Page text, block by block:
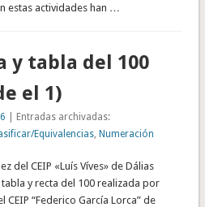
estas actividades han …
y tabla del 100
el 1)
| Entradas archivadas:
Equivalencias ,Numeración
del CEIP «Luís Víves» de Dálias
y recta del 100 realizada por
CEIP “Federico García Lorca” de